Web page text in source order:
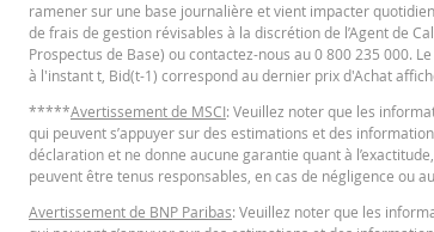
Niveau de financement
Barrière désactivante
Prime de risque de gap
Levier
Valeur du portefeuille (EUR)
Turbos Infinis Best (EUR)
Français (France)
CONDITIONS DÉFINITIVES RÉSUMÉ
ramener sur une base journalière et vient impacter
de frais de gestion révisables à la discrétion de l’Agent de
Prospectus de Base) ou contactez-nous au 0 800 235 000.
à l'instant t, Bid(t-1) correspond au dernier prix d'Achat
*****Avertissement de MSCI: Veuillez noter que les
qui peuvent s’appuyer sur des estimations et des
déclaration et ne donne aucune garantie quant à
peuvent être tenus responsables, en cas de négligence ou
Avertissement de BNP Paribas: Veuillez noter que les